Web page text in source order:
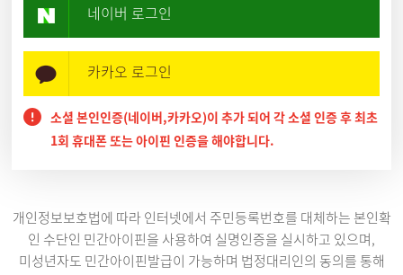
네이버 로그인
카카오 로그인
소셜 본인인증(네이버,카카오)이 추가 되어 각 소셜 인증 후 최초
1회 휴대폰 또는 아이핀 인증을 해야합니다.
개인정보보호법에 따라 인터넷에서 주민등록번호를 대체하는 본인확
인 수단인 민간아이핀을 사용하여 실명인증을 실시하고 있으며,
미성년자도 민간아이핀발급이 가능하며 법정대리인의 동의를 통해